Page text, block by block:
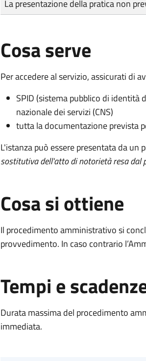
La presentazione della pratica non
Cosa serve
Per accedere al servizio, assicurati di
SPID (sistema pubblico di identità
nazionale dei servizi (CNS)
tutta la documentazione prevista
L'istanza può essere presentata da
sostitutiva dell'atto di notorietà resa dal
Cosa si ottiene
Il procedimento amministrativo si
provvedimento. In caso contrario
Tempi e
Durata massima del procedimento
immediata.